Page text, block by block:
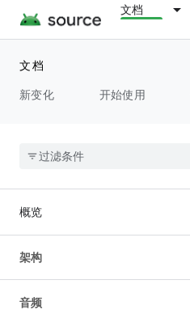
文档
文档
新变化
开始使用
概览
架构
音频